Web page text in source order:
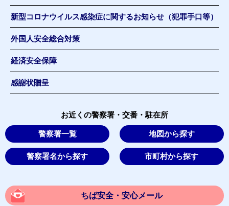
新型コロナウイルス感染症に関するお知らせ（犯罪手口等）
外国人安全総合対策
経済安全保障
感謝状贈呈
お近くの警察署・交番・駐在所
警察署一覧 地図から探す
警察署名から探す 市町村から探す
ちば安全・安心メール